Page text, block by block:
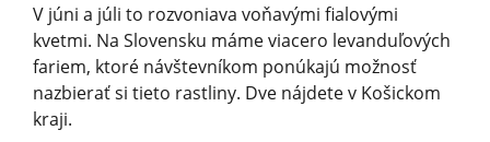
V júni a júli to rozvoniava voňavými fialovými
kvetmi. Na Slovensku máme viacero levanduľových
fariem, ktoré návštevníkom ponúkajú možnosť
nazbierať si tieto rastliny. Dve nájdete v Košickom
kraji.